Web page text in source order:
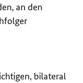
an den
bilateral